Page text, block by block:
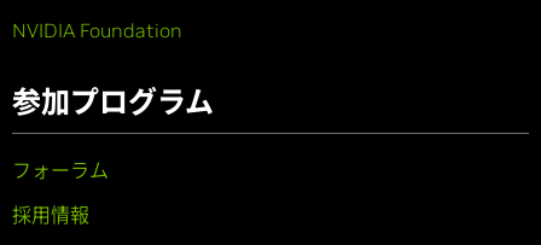
NVIDIA Foundation
参加プログラム
フォーラム
採用情報